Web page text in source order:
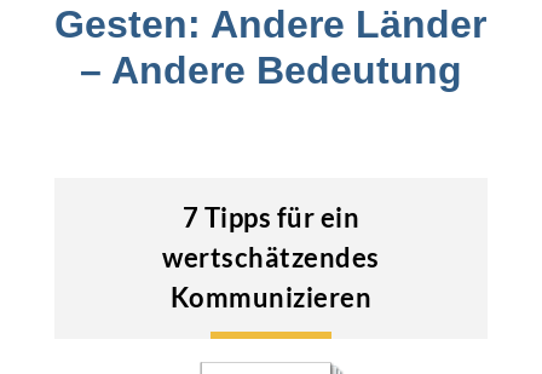
Gesten: Andere Länder
– Andere Bedeutung